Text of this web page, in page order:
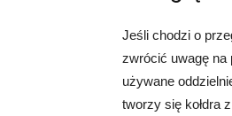
Jeśli chodzi o
zwrócić uwagę na
używane
tworzy się kołdra